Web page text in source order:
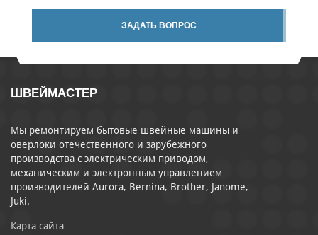
ЗАДАТЬ ВОПРОС
ШВЕЙМАСТЕР
Мы ремонтируем бытовые швейные машины и
оверлоки отечественного и зарубежного
производства с электрическим приводом,
механическим и электронным управлением
производителей Aurora, Bernina, Brother, Janome,
Juki.
Карта сайта